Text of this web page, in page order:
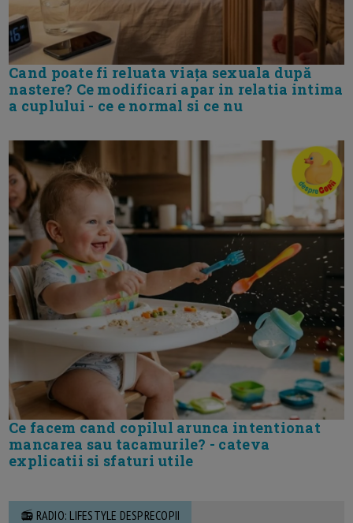
Cand poate fi reluata viața sexuala după
nastere? Ce modificari apar in relatia intima
a cuplului - ce e normal si ce nu
Ce facem cand copilul arunca intentionat
mancarea sau tacamurile? - cateva
explicatii si sfaturi utile
📻 RADIO: LIFESTYLE DESPRECOPII